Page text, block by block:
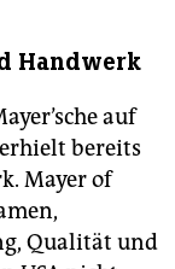
Handwerk
auf
bereits
Mayer of
Qualität und